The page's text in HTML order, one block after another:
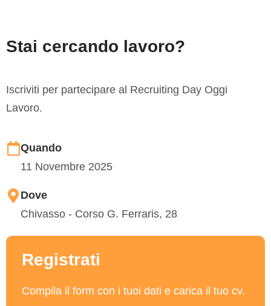
Stai cercando lavoro?
Iscriviti per partecipare al Recruiting Day Oggi
Lavoro.
Quando
11 Novembre 2025
Dove
Chivasso - Corso G. Ferraris, 28
Registrati
Compila il form con i tuoi dati e carica il tuo cv.